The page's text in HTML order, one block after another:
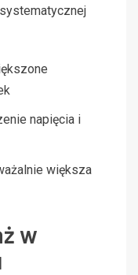
napięcia i
większa
w